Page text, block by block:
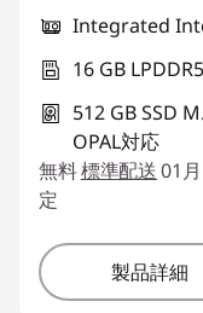
Integrated
16 GB
512 GB SSD
OPAL対応
無料標準配送01
定
製品詳細